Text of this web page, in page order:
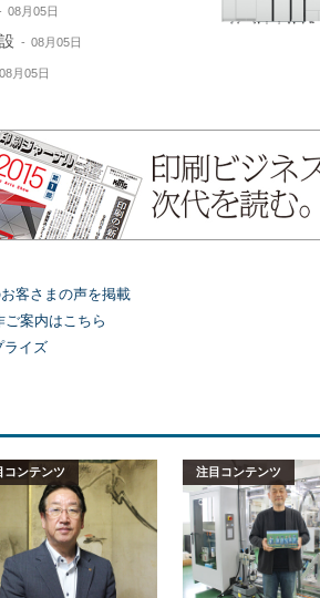
08月05日
08月05日
08月05日
客さまの声を掲載
案内はこちら
ライズ
コンテンツ 注目コンテンツ